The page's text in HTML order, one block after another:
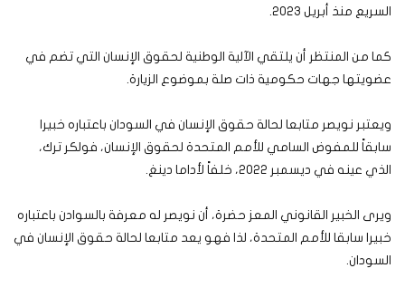
السريع منذ أبريل 2023.
كما من المنتظر أن يلتقي الآلية الوطنية لحقوق الإنسان التي تضم في
عضويتها جهات حكومية ذات صلة بموضوع الزيارة.
ويعتبر نويصر متابعا لحالة حقوق الإنسان في السودان باعتباره خبيرا
سابقاً للمفوض السامي للأمم المتحدة لحقوق الإنسان، فولكر ترك،
الذي عينه في ديسمبر 2022، خلفاً لأداما دينغ.
ويرى الخبير القانوني المعز حضرة، أن نويصر له معرفة بالسوادن باعتباره
خبيرا سابقا للأمم المتحدة، لذا فهو يعد متابعا لحالة حقوق الإنسان في
السودان.